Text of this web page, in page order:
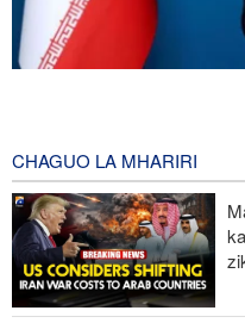
Trump anazidi
amkabili Hegseth kuhusu
Kituo kikubwa zaidi cha
maambukizi yakienea
CHAGUO LA MHARIRI